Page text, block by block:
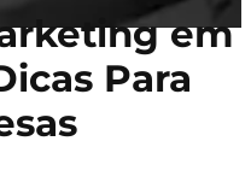
em
Para